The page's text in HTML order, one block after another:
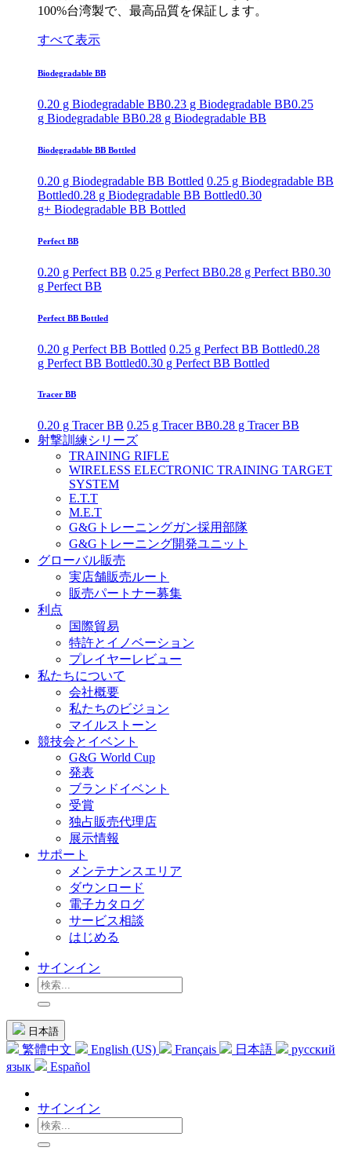
100%台湾製で、最高品質を保証します。
すべて表示
Biodegradable BB
0.20 g Biodegradable BB0.23 g Biodegradable BB0.25
g Biodegradable BB0.28 g Biodegradable BB
Biodegradable BB Bottled
0.20 g Biodegradable BB Bottled 0.25 g Biodegradable BB
Bottled0.28 g Biodegradable BB Bottled0.30
g+ Biodegradable BB Bottled
Perfect BB
0.20 g Perfect BB 0.25 g Perfect BB0.28 g Perfect BB0.30
g Perfect BB
Perfect BB Bottled
0.20 g Perfect BB Bottled 0.25 g Perfect BB Bottled0.28
g Perfect BB Bottled0.30 g Perfect BB Bottled
Tracer BB
0.20 g Tracer BB 0.25 g Tracer BB0.28 g Tracer BB
射撃訓練シリーズ
TRAINING RIFLE
WIRELESS ELECTRONIC TRAINING TARGET
SYSTEM
E.T.T
M.E.T
G&Gトレーニングガン採用部隊
G&Gトレーニング開発ユニット
グローバル販売
実店舗販売ルート
販売パートナー募集
利点
国際貿易
特許とイノベーション
プレイヤーレビュー
私たちについて
会社概要
私たちのビジョン
マイルストーン
競技会とイベント
G&G World Cup
発表
ブランドイベント
受賞
独占販売代理店
展示情報
サポート
メンテナンスエリア
ダウンロード
電子カタログ
サービス相談
はじめる
サインイン
日本語
繁體中文 English (US) Français 日本語
русский
язык
Español
サインイン